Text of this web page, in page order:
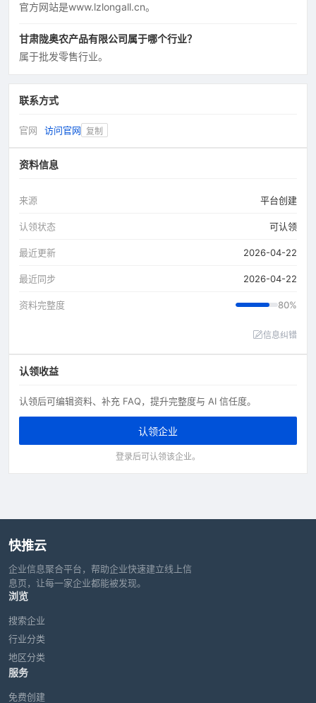
官方网站是www.lzlongall.cn。
甘肃陇奥农产品有限公司属于哪个行业？
属于批发零售行业。
联系方式
官网 访问官网 复制
资料信息
来源 平台创建
认领状态 可认领
最近更新 2026-04-22
最近同步 2026-04-22
资料完整度 80%
信息纠错
认领收益
认领后可编辑资料、补充 FAQ，提升完整度与 AI 信任度。
认领企业
登录后可认领该企业。
快推云
企业信息聚合平台，帮助企业快速建立线上信
息页，让每一家企业都能被发现。
浏览
搜索企业
行业分类
地区分类
服务
免费创建